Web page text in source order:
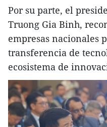
Por su parte, el
Truong Gia Binh,
empresas nacionales
transferencia de
ecosistema de